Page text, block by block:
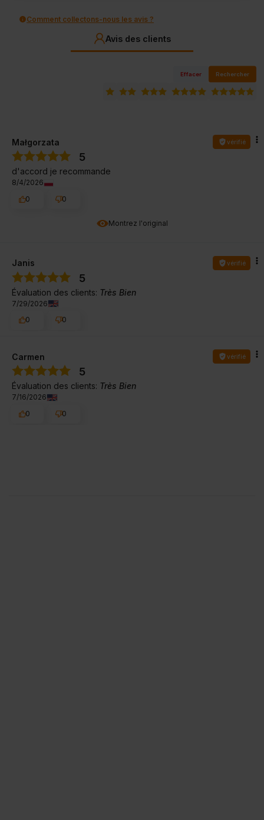
Comment collectons-nous les avis ?
Avis des clients
Effacer Rechercher
Montrez l'original
Małgorzata vérifié
5
d'accord je recommande
8/4/2026
0
0
Janis vérifié
5
Évaluation des clients: Très Bien
7/29/2026
0
0
Carmen vérifié
5
Évaluation des clients: Très Bien
7/16/2026
0
0